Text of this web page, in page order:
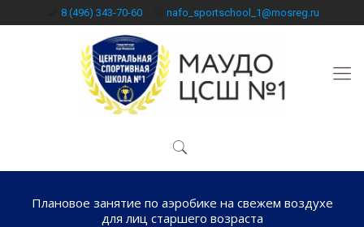
8 (496) 343-70-60 nafo_sportschool_1@mosreg.ru
Плановое занятие по аэробике на свежем воздухе
для лиц старшего возраста